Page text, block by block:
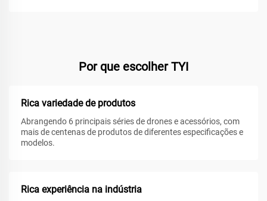
Por que escolher TYI
Rica variedade de produtos
Abrangendo 6 principais séries de drones e acessórios, com
mais de centenas de produtos de diferentes especificações e
modelos.
Rica experiência na indústria